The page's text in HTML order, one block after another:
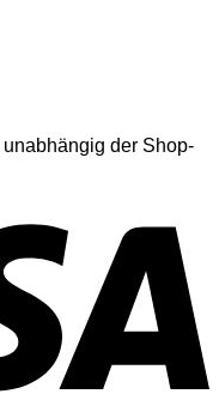
der Shop-